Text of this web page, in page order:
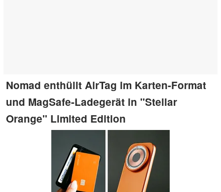
Nomad enthüllt AirTag im Karten-Format
und MagSafe-Ladegerät in "Stellar
Orange" Limited Edition